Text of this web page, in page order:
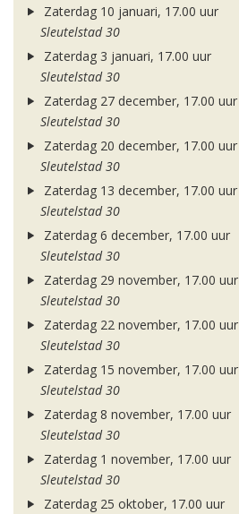
Zaterdag 10 januari, 17.00 uur
Sleutelstad 30
Zaterdag 3 januari, 17.00 uur
Sleutelstad 30
Zaterdag 27 december, 17.00 uur
Sleutelstad 30
Zaterdag 20 december, 17.00 uur
Sleutelstad 30
Zaterdag 13 december, 17.00 uur
Sleutelstad 30
Zaterdag 6 december, 17.00 uur
Sleutelstad 30
Zaterdag 29 november, 17.00 uur
Sleutelstad 30
Zaterdag 22 november, 17.00 uur
Sleutelstad 30
Zaterdag 15 november, 17.00 uur
Sleutelstad 30
Zaterdag 8 november, 17.00 uur
Sleutelstad 30
Zaterdag 1 november, 17.00 uur
Sleutelstad 30
Zaterdag 25 oktober, 17.00 uur